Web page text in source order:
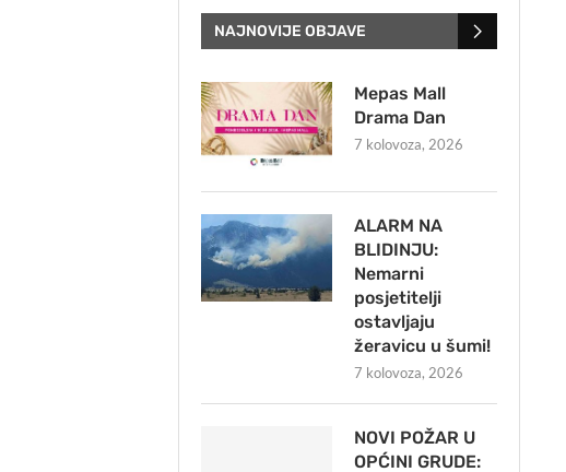
NAJNOVIJE OBJAVE
Mepas Mall
Drama Dan
7 kolovoza, 2026
ALARM NA
BLIDINJU:
Nemarni
posjetitelji
ostavljaju
žeravicu u šumi!
7 kolovoza, 2026
NOVI POŽAR U
OPĆINI GRUDE: